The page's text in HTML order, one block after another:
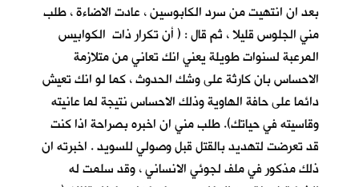
بعد ان انتهيت من سرد الكابوسين ، عادت الاضاءة ، طلب
مني الجلوس قليلا ، ثم قال : ( أن تكرار ذات الكوابيس
المرعبة لسنوات طويلة يعني انك تعاني من متلازمة
الاحساس بان كارثة على وشك الحدوث ، كما لو انك تعيش
دائما على حافة الهاوية وذلك الاحساس نتيجة لما عانيته
وقاسيته في حياتك). طلب مني ان اخبره بصراحة اذا كنت
قد تعرضت لتهديد بالقتل قبل وصولي للسويد . اخبرته ان
ذلك مذكور في ملف لجوئي الانساني ، وقد سلمت له